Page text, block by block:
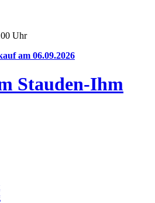
Uhr
am 06.09.2026
Stauden-Ihm